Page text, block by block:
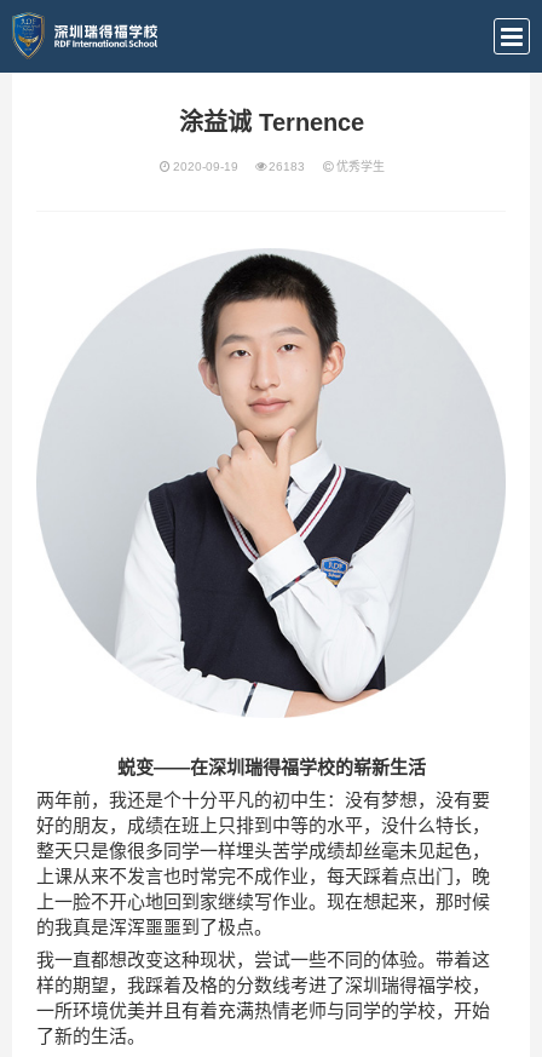
涂益诚 Ternence
2020-09-19 26183 优秀学生
蜕变——在深圳瑞得福学校的崭新生活
两年前，我还是个十分平凡的初中生：没有梦想，没有要
好的朋友，成绩在班上只排到中等的水平，没什么特长，
整天只是像很多同学一样埋头苦学成绩却丝毫未见起色，
上课从来不发言也时常完不成作业，每天踩着点出门，晚
上一脸不开心地回到家继续写作业。现在想起来，那时候
的我真是浑浑噩噩到了极点。
我一直都想改变这种现状，尝试一些不同的体验。带着这
样的期望，我踩着及格的分数线考进了深圳瑞得福学校，
一所环境优美并且有着充满热情老师与同学的学校，开始
了新的生活。